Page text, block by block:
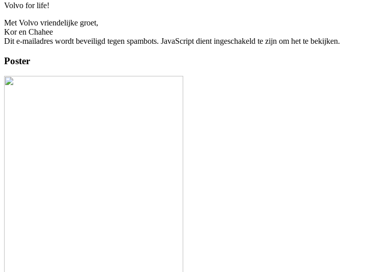
Volvo for life!
Met Volvo vriendelijke groet,
Kor en Chahee
Dit e-mailadres wordt beveiligd tegen spambots. JavaScript dient ingeschakeld te zijn om het te bekijken.
Poster